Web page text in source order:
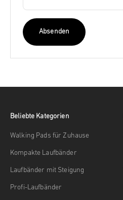
Absenden
Beliebte Kategorien
Walking Pads für Zuhause
Kompakte Laufbänder
Laufbänder mit Steigung
Profi-Laufbänder